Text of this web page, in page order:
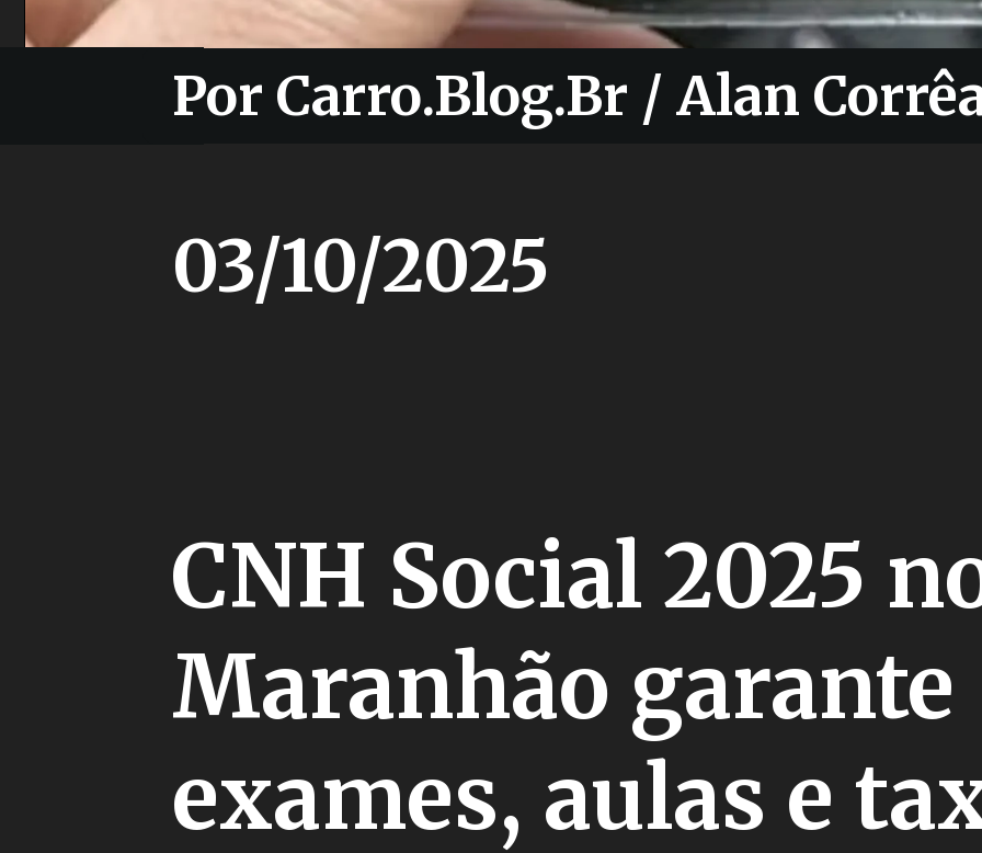
CNH Social 2025
Maranhão garante
exames, aulas e
Por Carro.Blog.Br / Alan
Por Carro.Blog.Br / Alan
03/10/2025